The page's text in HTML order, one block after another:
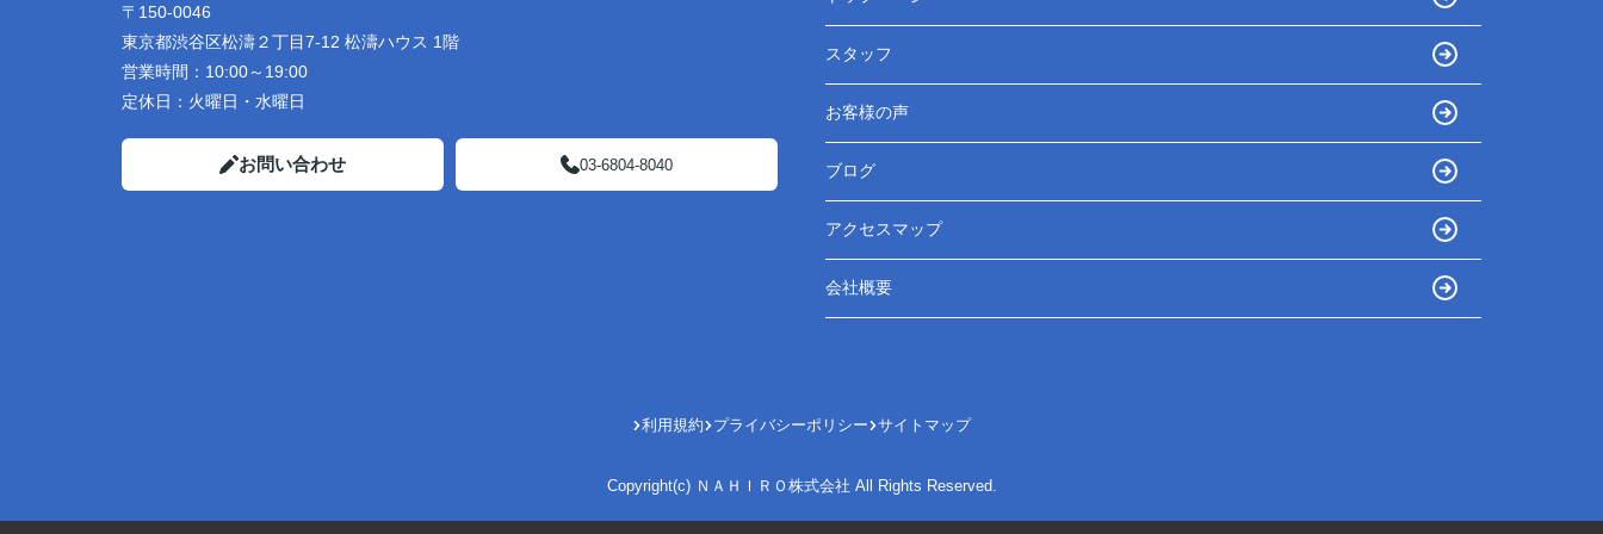
〒150-0046
東京都渋谷区松濤２丁目7-12 松濤ハウス 1階
営業時間： 10:00～19:00
定休日： 火曜日・水曜日
お問い合わせ 03-6804-8040
スタッフ
お客様の声
ブログ
アクセスマップ
会社概要
利用規約 プライバシーポリシー サイトマップ
Copyright(c) ＮＡＨＩＲＯ株式会社 All Rights Reserved.